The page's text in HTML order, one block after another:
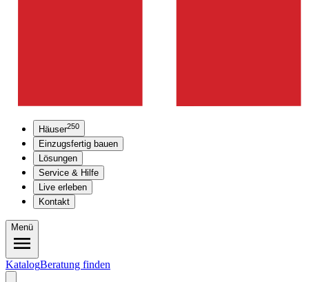
Häuser250
Einzugsfertig bauen
Lösungen
Service & Hilfe
Live erleben
Kontakt
Menü
KatalogBeratung finden